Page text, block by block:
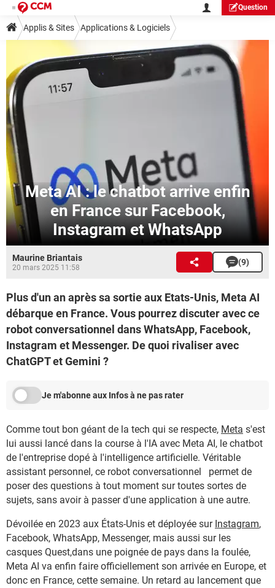
Question
Applis & Sites Applications & Logiciels
Meta AI : le chatbot arrive enfin
en France sur Facebook,
Instagram et WhatsApp
Maurine Briantais
20 mars 2025 11:58
(9)
Plus d'un an après sa sortie aux Etats-Unis, Meta AI
débarque en France. Vous pourrez discuter avec ce
robot conversationnel dans WhatsApp, Facebook,
Instagram et Messenger. De quoi rivaliser avec
ChatGPT et Gemini ?
Je m'abonne aux Infos à ne pas rater
Comme tout bon géant de la tech qui se respecte, Meta s'est
lui aussi lancé dans la course à l'IA avec Meta AI, le chatbot
de l'entreprise dopé à l'intelligence artificielle. Véritable
assistant personnel, ce robot conversationnel permet de
poser des questions à tout moment sur toutes sortes de
sujets, sans avoir à passer d'une application à une autre.
Dévoilée en 2023 aux États-Unis et déployée sur Instagram,
Facebook, WhatsApp, Messenger, mais aussi sur les
casques Quest,dans une poignée de pays dans la foulée,
Meta AI va enfin faire officiellement son arrivée en Europe, et
donc en France, cette semaine. Un retard au lancement que